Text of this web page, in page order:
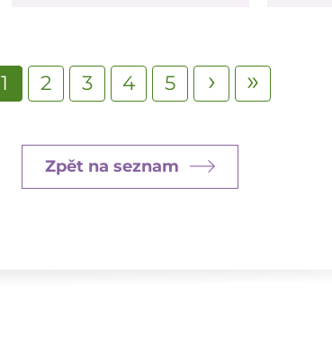
Aktuální
stránka
1 Page
2 Page
3 Page
4 Page
5 Následující stránka
› Poslední stránka
»
Zpět na seznam